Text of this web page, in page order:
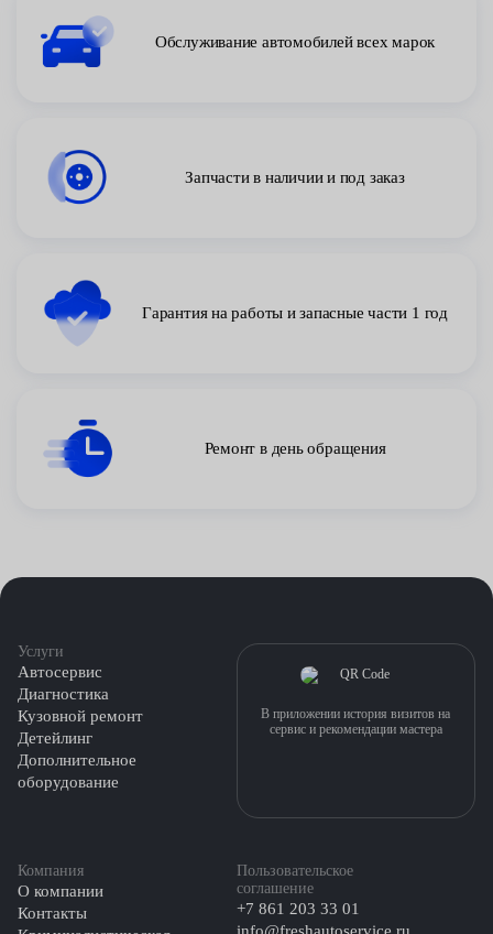
Обслуживание автомобилей всех марок
Запчасти в наличии и под заказ
Гарантия на работы и запасные части 1 год
Ремонт в день обращения
Услуги
Автосервис
Диагностика
Кузовной ремонт
Детейлинг
Дополнительное
оборудование
Компания
О компании
Контакты
Пользовательское
соглашение
+7 861 203 33 01
В приложении история визитов на
сервис и рекомендации мастера